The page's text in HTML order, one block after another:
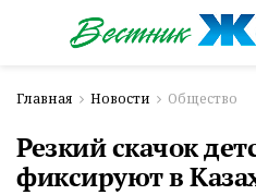
Главная Новости Общество
Резкий скачок
фиксируют в